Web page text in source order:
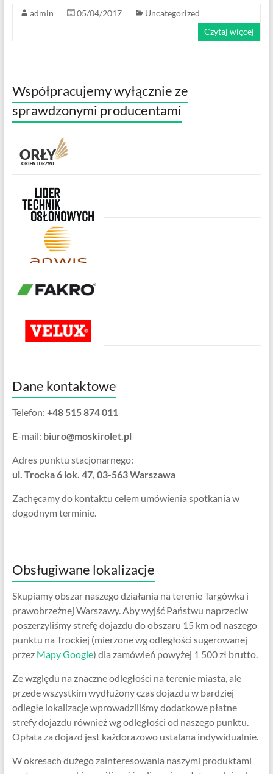
admin 05/04/2017
Uncategorized
Czytaj więcej
Współpracujemy wyłącznie ze
sprawdzonymi producentami
Dane kontaktowe
Telefon: +48 515 874 011
E-mail: biuro@moskirolet.pl
Adres punktu stacjonarnego:
ul. Trocka 6 lok. 47, 03-563 Warszawa
Zachęcamy do kontaktu celem umówienia spotkania w
dogodnym terminie.
Obsługiwane lokalizacje
Skupiamy obszar naszego działania na terenie Targówka i
prawobrzeżnej Warszawy. Aby wyjść Państwu naprzeciw
poszerzyliśmy strefę dojazdu do obszaru 15 km od naszego
punktu na Trockiej (mierzone wg odległości sugerowanej
przez Mapy Google) dla zamówień powyżej 1 500 zł brutto.
Ze względu na znaczne odległości na terenie miasta, ale
przede wszystkim wydłużony czas dojazdu w bardziej
odległe lokalizacje wprowadziliśmy dodatkowe płatne
strefy dojazdu również wg odległości od naszego punktu.
Opłata za dojazd jest każdorazowo ustalana indywidualnie.
W okresach dużego zainteresowania naszymi produktami